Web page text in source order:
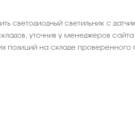
светодиодный светильник с
уточнив у менеджеров
позиций на складе проверенного